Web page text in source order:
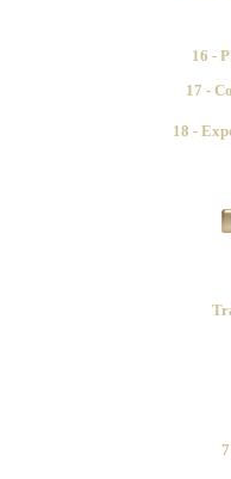
16 -
17 -
18 -